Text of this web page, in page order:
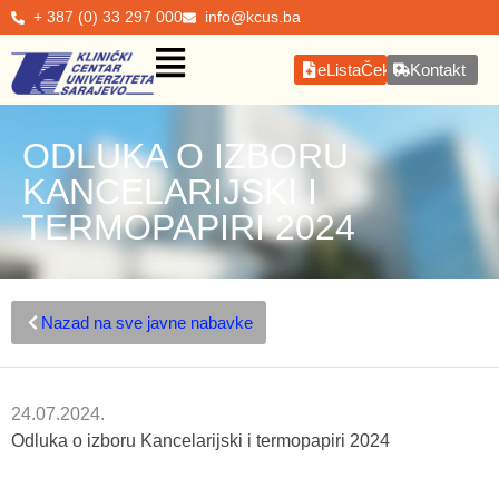
+ 387 (0) 33 297 000 info@kcus.ba
eListaČekanjaKontakt
ODLUKA O IZBORU
KANCELARIJSKI I
TERMOPAPIRI 2024
Nazad na sve javne nabavke
24.07.2024.
Odluka o izboru Kancelarijski i termopapiri 2024